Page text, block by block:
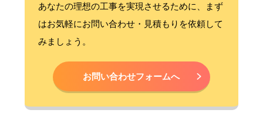
あなたの理想の工事を実現させるために、まず
はお気軽にお問い合わせ・見積もりを依頼して
みましょう。
お問い合わせフォームへ